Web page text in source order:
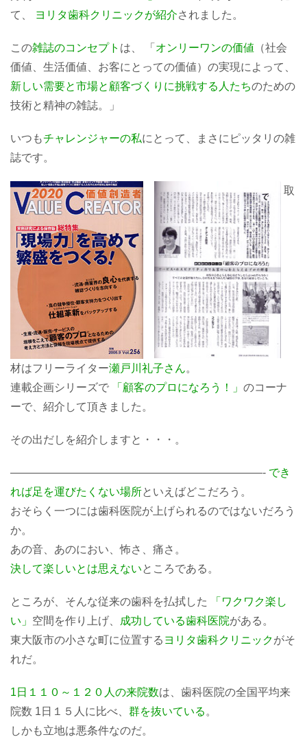
て、
ヨリタ歯科クリニックが紹介されました。
この雑誌のコンセプト は、 「 オンリーワンの価値 （社会
価値、生活価値、お客にとっての価値）の実現によって、
新しい需要と市場と顧客づくりに挑戦する人たちのための
技術と精神の雑誌。」
いつもチャレンジャーの私にとって、まさにピッタリの雑
誌です。
取
材はフリーライター瀬戸川礼子さん。
連載企画シリーズで
「顧客のプロになろう！」 のコーナ
ーで、紹介して頂きました。
その出だしを紹介しますと・・・。
———————————————————————- でき
れば足を運びたくない場所といえばどこだろう。
おそらく一つには歯科医院が上げられるのではないだろう
か。
あの音、あのにおい、怖さ、痛さ。
決して楽しいとは思えないところである。
ところが、そんな従来の歯科を払拭した
「ワクワク楽し
い」 空間を作り上げ、 成功している歯科医院がある。
東大阪市の小さな町に位置する ヨリタ歯科クリニックがそ
れだ。
1日１１０～１２０人の来院数は、歯科医院の全国平均来
院数 1日１５人に比べ、 群を抜いている 。
しかも立地は悪条件なのだ。